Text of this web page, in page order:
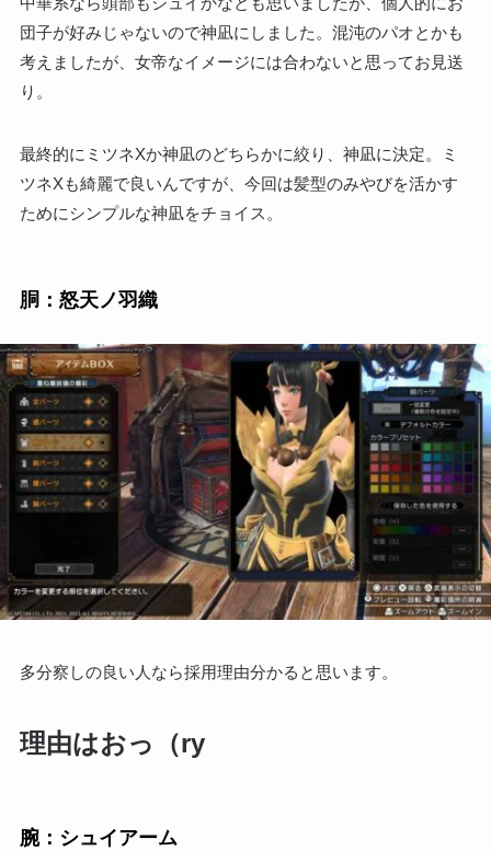
団子が好みじゃないので神凪にしました。混沌のパオとかも
考えましたが、女帝なイメージには合わないと思ってお見送
り。
最終的にミツネXか神凪のどちらかに絞り、神凪に決定。ミ
ツネXも綺麗で良いんですが、今回は髪型のみやびを活かす
ためにシンプルな神凪をチョイス。
胴：怒天ノ羽織
多分察しの良い人なら採用理由分かると思います。
理由はおっ（ry
腕：シュイアーム